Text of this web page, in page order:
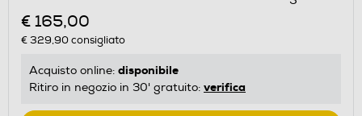
€ 165,00
€ 329,90consigliato
Acquisto online: disponibile
Ritiro in negozio in 30' gratuito: verifica